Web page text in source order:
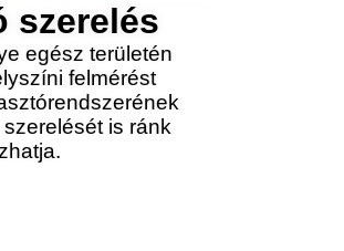
szerelés
egész területén
felmérést
is ránk